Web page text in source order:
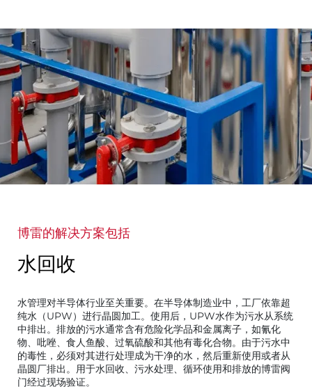
博雷的解决方案包括
水回收
水管理对半导体行业至关重要。在半导体制造业中，工厂依靠超
纯水（UPW）进行晶圆加工。使用后，UPW水作为污水从系统
中排出。排放的污水通常含有危险化学品和金属离子，如氰化
物、吡唑、食人鱼酸、过氧硫酸和其他有毒化合物。由于污水中
的毒性，必须对其进行处理成为干净的水，然后重新使用或者从
晶圆厂排出。用于水回收、污水处理、循环使用和排放的博雷阀
门经过现场验证。